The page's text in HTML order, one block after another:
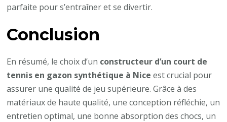
parfaite pour s’entraîner et se divertir.
Conclusion
En résumé, le choix d’un constructeur d’un court de
tennis en gazon synthétique à Nice est crucial pour
assurer une qualité de jeu supérieure. Grâce à des
matériaux de haute qualité, une conception réfléchie, un
entretien optimal, une bonne absorption des chocs, un